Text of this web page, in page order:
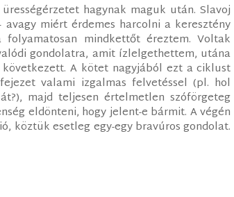
hagynak maguk után. Slavoj
miért érdemes harcolni a keresztény
mindkettőt éreztem. Voltak
gondolatra, amit ízlelgethettem, utána
A kötet nagyjából ezt a ciklust
valami izgalmas felvetéssel (pl. hol
majd teljesen értelmetlen szóförgeteg
eldönteni, hogy jelent-e bármit. A végén
köztük esetleg egy-egy bravúros gondolat.